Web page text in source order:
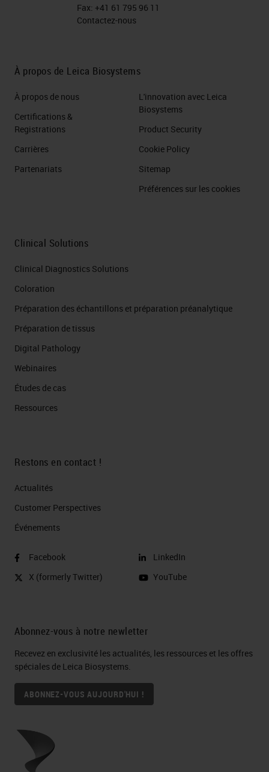
Fax: +41 61 795 96 11
Contactez-nous
À propos de Leica Biosystems
À propos de nous
Certifications &
Registrations
Carrières
Partenariats
L'innovation avec Leica
Biosystems
Product Security
Cookie Policy
Sitemap
Préférences sur les cookies
Clinical Solutions
Clinical Diagnostics Solutions
Coloration
Préparation des échantillons et préparation préanalytique
Préparation de tissus
Digital Pathology
Webinaires
Études de cas
Ressources
Restons en contact !
Actualités
Customer Perspectives​
Événements
Facebook
X (formerly Twitter)
LinkedIn
YouTube
Abonnez-vous à notre newletter
Recevez en exclusivité les actualités, les ressources et les offres
spéciales de Leica Biosystems.
ABONNEZ-VOUS AUJOURD'HUI !